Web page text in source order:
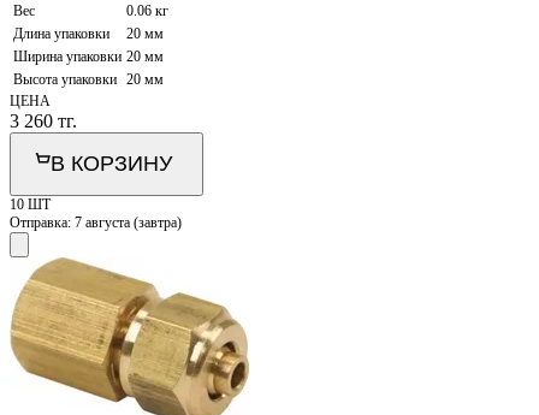
Вес
0.06 кг
Длина упаковки
20 мм
Ширина упаковки 20 мм
Высота упаковки 20 мм
ЦЕНА
3 260 тг.
В КОРЗИНУ
10 ШТ
Отправка: 7 августа (завтра)